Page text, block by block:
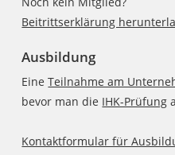
Beitrittserklärung
Ausbildung
EineTeilnahme am
bevor man die IHK-Prüfung
Kontaktformular für